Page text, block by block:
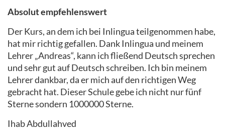
Absolut empfehlenswert
Der Kurs, an dem ich bei Inlingua teilgenommen habe,
hat mir richtig gefallen. Dank Inlingua und meinem
Lehrer „Andreas“, kann ich fließend Deutsch sprechen
und sehr gut auf Deutsch schreiben. Ich bin meinem
Lehrer dankbar, da er mich auf den richtigen Weg
gebracht hat. Dieser Schule gebe ich nicht nur fünf
Sterne sondern 1000000 Sterne.
Ihab Abdullahved